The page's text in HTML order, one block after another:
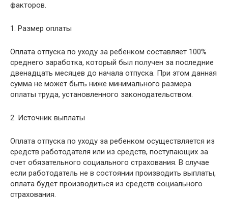
факторов.
1. Размер оплаты
Оплата отпуска по уходу за ребенком составляет 100%
среднего заработка, который был получен за последние
двенадцать месяцев до начала отпуска. При этом данная
сумма не может быть ниже минимального размера
оплаты труда, установленного законодательством.
2. Источник выплаты
Оплата отпуска по уходу за ребенком осуществляется из
средств работодателя или из средств, поступающих за
счет обязательного социального страхования. В случае
если работодатель не в состоянии производить выплаты,
оплата будет производиться из средств социального
страхования.